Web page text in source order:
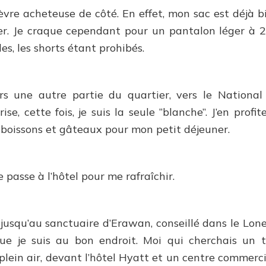
acheteuse de côté. En effet, mon sac est déjà
Je craque cependant pour un pantalon léger à
les shorts étant prohibés.
une autre partie du quartier, vers le National
cette fois, je suis la seule “blanche”. J’en
et gâteaux pour mon petit déjeuner.
passe à l’hôtel pour me rafraîchir.
sanctuaire d’Erawan, conseillé dans le
je suis au bon endroit. Moi qui cherchais un
air, devant l’hôtel Hyatt et un centre